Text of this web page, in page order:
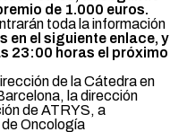
de 1.000 euros.
toda la información
en el siguiente enlace, y
23:00 horas el próximo
de la Cátedra en
la dirección
de ATRYS, a
Oncología